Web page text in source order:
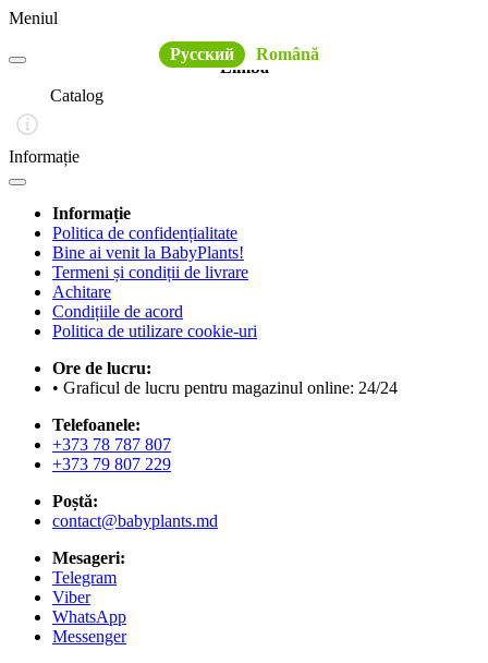
Meniul
Limba
Русский Română
Catalog
Informație
Informație
Politica de confidențialitate
Bine ai venit la BabyPlants!
Termeni și condiții de livrare
Achitare
Condițiile de acord
Politica de utilizare cookie-uri
Ore de lucru:
• Graficul de lucru pentru magazinul online: 24/24
Telefoanele:
+373 78 787 807
+373 79 807 229
Poștă:
contact@babyplants.md
Mesageri:
Telegram
Viber
WhatsApp
Messenger